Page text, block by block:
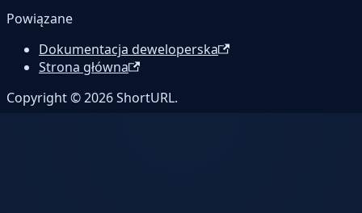
Powiązane
Dokumentacja deweloperska
Strona główna
Copyright © 2026 ShortURL.